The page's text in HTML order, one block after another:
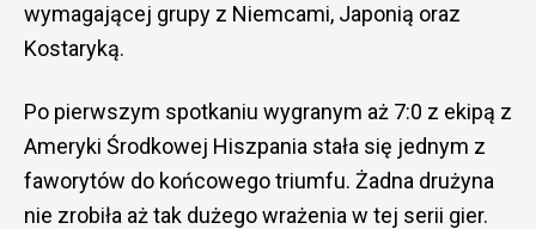
wymagającej grupy z Niemcami, Japonią oraz
Kostaryką.
Po pierwszym spotkaniu wygranym aż 7:0 z ekipą z
Ameryki Środkowej Hiszpania stała się jednym z
faworytów do końcowego triumfu. Żadna drużyna
nie zrobiła aż tak dużego wrażenia w tej serii gier.